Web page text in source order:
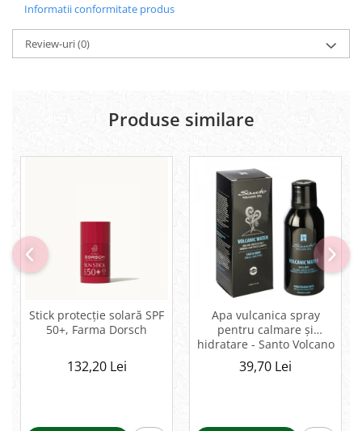
Informatii conformitate produs
Review-uri(0)
Produse similare
Stick protecție solară SPF
50+, Farma Dorsch
132,20 Lei
Apa vulcanica spray
pentru calmare și
hidratare - Santo Volcano
Spa
39,70 Lei